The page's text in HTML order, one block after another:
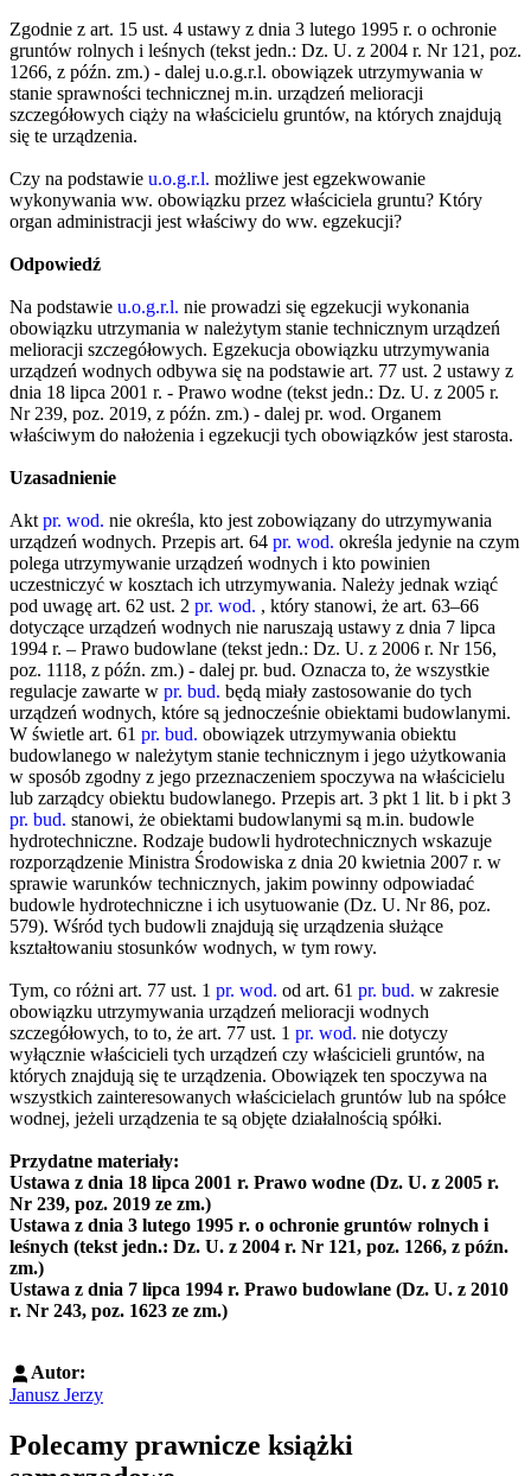
Zgodnie z art. 15 ust. 4 ustawy z dnia 3 lutego 1995 r. o ochronie
gruntów rolnych i leśnych (tekst jedn.: Dz. U. z 2004 r. Nr 121, poz.
1266, z późn. zm.) - dalej u.o.g.r.l. obowiązek utrzymywania w
stanie sprawności technicznej m.in. urządzeń melioracji
szczegółowych ciąży na właścicielu gruntów, na których znajdują
się te urządzenia.
Czy na podstawie u.o.g.r.l. możliwe jest egzekwowanie
wykonywania ww. obowiązku przez właściciela gruntu? Który
organ administracji jest właściwy do ww. egzekucji?
Odpowiedź
Na podstawie u.o.g.r.l. nie prowadzi się egzekucji wykonania
obowiązku utrzymania w należytym stanie technicznym urządzeń
melioracji szczegółowych. Egzekucja obowiązku utrzymywania
urządzeń wodnych odbywa się na podstawie art. 77 ust. 2 ustawy z
dnia 18 lipca 2001 r. - Prawo wodne (tekst jedn.: Dz. U. z 2005 r.
Nr 239, poz. 2019, z późn. zm.) - dalej pr. wod. Organem
właściwym do nałożenia i egzekucji tych obowiązków jest starosta.
Uzasadnienie
Akt pr. wod. nie określa, kto jest zobowiązany do utrzymywania
urządzeń wodnych. Przepis art. 64 pr. wod. określa jedynie na czym
polega utrzymywanie urządzeń wodnych i kto powinien
uczestniczyć w kosztach ich utrzymywania. Należy jednak wziąć
pod uwagę art. 62 ust. 2 pr. wod. , który stanowi, że art. 63–66
dotyczące urządzeń wodnych nie naruszają ustawy z dnia 7 lipca
1994 r. – Prawo budowlane (tekst jedn.: Dz. U. z 2006 r. Nr 156,
poz. 1118, z późn. zm.) - dalej pr. bud. Oznacza to, że wszystkie
regulacje zawarte w pr. bud. będą miały zastosowanie do tych
urządzeń wodnych, które są jednocześnie obiektami budowlanymi.
W świetle art. 61 pr. bud. obowiązek utrzymywania obiektu
budowlanego w należytym stanie technicznym i jego użytkowania
w sposób zgodny z jego przeznaczeniem spoczywa na właścicielu
lub zarządcy obiektu budowlanego. Przepis art. 3 pkt 1 lit. b i pkt 3
pr. bud. stanowi, że obiektami budowlanymi są m.in. budowle
hydrotechniczne. Rodzaje budowli hydrotechnicznych wskazuje
rozporządzenie Ministra Środowiska z dnia 20 kwietnia 2007 r. w
sprawie warunków technicznych, jakim powinny odpowiadać
budowle hydrotechniczne i ich usytuowanie (Dz. U. Nr 86, poz.
579). Wśród tych budowli znajdują się urządzenia służące
kształtowaniu stosunków wodnych, w tym rowy.
Tym, co różni art. 77 ust. 1 pr. wod. od art. 61 pr. bud. w zakresie
obowiązku utrzymywania urządzeń melioracji wodnych
szczegółowych, to to, że art. 77 ust. 1 pr. wod. nie dotyczy
wyłącznie właścicieli tych urządzeń czy właścicieli gruntów, na
których znajdują się te urządzenia. Obowiązek ten spoczywa na
wszystkich zainteresowanych właścicielach gruntów lub na spółce
wodnej, jeżeli urządzenia te są objęte działalnością spółki.
Przydatne materiały:
Ustawa z dnia 18 lipca 2001 r. Prawo wodne (Dz. U. z 2005 r.
Nr 239, poz. 2019 ze zm.)
Ustawa z dnia 3 lutego 1995 r. o ochronie gruntów rolnych i
leśnych (tekst jedn.: Dz. U. z 2004 r. Nr 121, poz. 1266, z późn.
zm.)
Ustawa z dnia 7 lipca 1994 r. Prawo budowlane (Dz. U. z 2010
r. Nr 243, poz. 1623 ze zm.)
Autor:
Janusz Jerzy
Polecamy prawnicze książki